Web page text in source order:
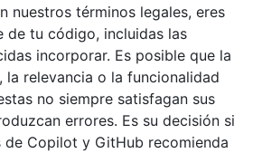
nuestros términos legales, eres
de tu código, incluidas las
incorporar. Es posible que la
la relevancia o la funcionalidad
no siempre satisfagan sus
errores. Es su decisión si
de Copilot y GitHub recomienda